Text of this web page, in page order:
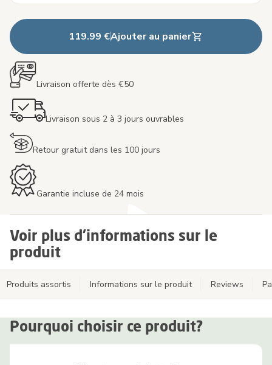
119.99 €Ajouter au panier
Livraison offerte dès €50
Livraison sous 2 à 3 jours ouvrables
Retour gratuit dans les 100 jours
Garantie incluse de 24 mois
Voir plus d'informations sur le
produit
Produits assortis Informations sur le produit Reviews
Pourquoi choisir ce produit?